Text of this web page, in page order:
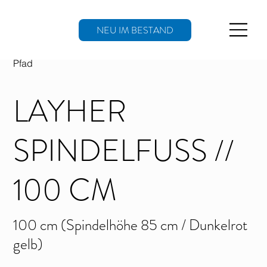
NEU IM BESTAND
LAYHER
SPINDELFUSS // 1
00 CM
100 cm (Spindelhöhe 85 cm / Dunkelrot
gelb)
Pfad